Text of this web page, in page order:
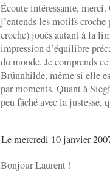
Écoute intéressante,
j’entends les motifs
croche) joués autant à la
impression d’équilibre
du monde. Je comprends
Brünnhilde, même si elle
par moments. Quant à
peu fâché avec la justesse,
Le mercredi 10 janvier
Bonjour Laurent !